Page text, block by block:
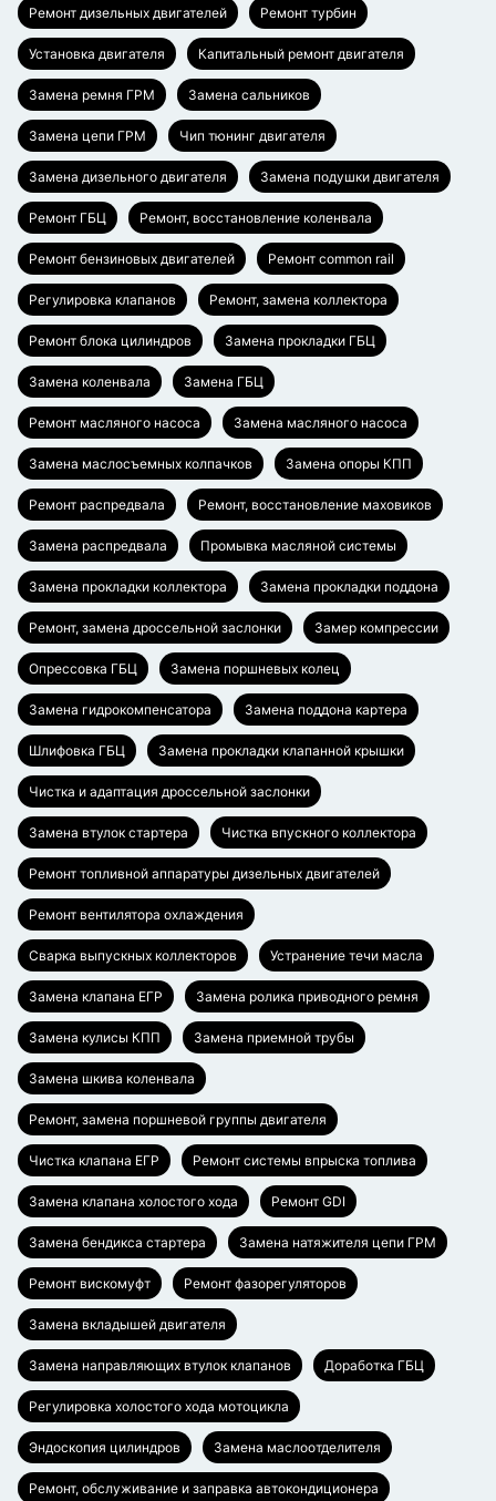
Ремонт дизельных двигателей Ремонт турбин
Установка двигателя Капитальный ремонт двигателя
Замена ремня ГРМ Замена сальников
Замена цепи ГРМ Чип тюнинг двигателя
Замена дизельного двигателя Замена подушки двигателя
Ремонт ГБЦ Ремонт, восстановление коленвала
Ремонт бензиновых двигателей Ремонт common rail
Регулировка клапанов Ремонт, замена коллектора
Ремонт блока цилиндров Замена прокладки ГБЦ
Замена коленвала Замена ГБЦ
Ремонт масляного насоса Замена масляного насоса
Замена маслосъемных колпачков Замена опоры КПП
Ремонт распредвала Ремонт, восстановление маховиков
Замена распредвала Промывка масляной системы
Замена прокладки коллектора Замена прокладки поддона
Ремонт, замена дроссельной заслонки Замер компрессии
Опрессовка ГБЦ Замена поршневых колец
Замена гидрокомпенсатора Замена поддона картера
Шлифовка ГБЦ Замена прокладки клапанной крышки
Чистка и адаптация дроссельной заслонки
Замена втулок стартера Чистка впускного коллектора
Ремонт топливной аппаратуры дизельных двигателей
Ремонт вентилятора охлаждения
Сварка выпускных коллекторов Устранение течи масла
Замена клапана ЕГР Замена ролика приводного ремня
Замена кулисы КПП Замена приемной трубы
Замена шкива коленвала
Ремонт, замена поршневой группы двигателя
Чистка клапана ЕГР Ремонт системы впрыска топлива
Замена клапана холостого хода Ремонт GDI
Замена бендикса стартера Замена натяжителя цепи ГРМ
Ремонт вискомуфт Ремонт фазорегуляторов
Замена вкладышей двигателя
Замена направляющих втулок клапанов Доработка ГБЦ
Регулировка холостого хода мотоцикла
Эндоскопия цилиндров Замена маслоотделителя
Ремонт, обслуживание и заправка автокондиционера